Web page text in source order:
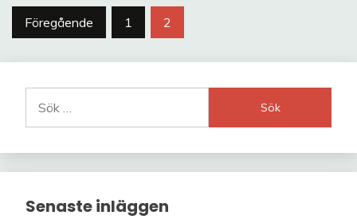
Sidnumrering
Föregående 1 2
efter:
Senaste inläggen